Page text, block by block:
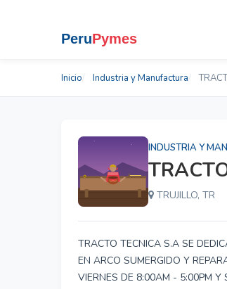
Inicio Industria y Manufactura
INDUSTRIA Y
TRUJILLO, TR
TRACTO TECNICA S.A SE
EN ARCO SUMERGIDO Y
VIERNES DE 8:00AM - 5:00PM